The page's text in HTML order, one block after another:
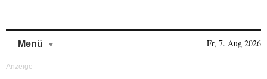
Menü Fr, 7. Aug 2026